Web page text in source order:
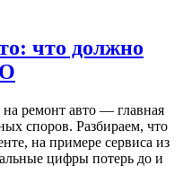
что должно
ремонт авто — главная
споров. Разбираем, что
на примере сервиса из
цифры потерь до и